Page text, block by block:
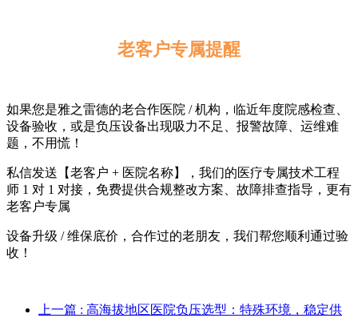
老客户专属提醒
如果您是雅之雷德的老合作医院 / 机构，临近年度院感检查、
设备验收，或是负压设备出现吸力不足、报警故障、运维难
题，不用慌！
私信发送【老客户 + 医院名称】，我们的医疗专属技术工程
师 1 对 1 对接，免费提供合规整改方案、故障排查指导，更有
老客户专属
设备升级 / 维保底价，合作过的老朋友，我们帮您顺利通过验
收！
上一篇 : 高海拔地区医院负压选型：特殊环境，稳定供